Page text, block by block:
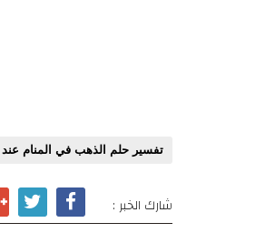
تفسير حلم الذهب في المنام
شارك الخبر :